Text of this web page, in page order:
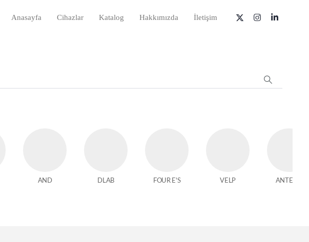
Anasayfa Cihazlar Katalog Hakkımızda İletişim
AND DLAB FOUR E'S VELP ANTECH